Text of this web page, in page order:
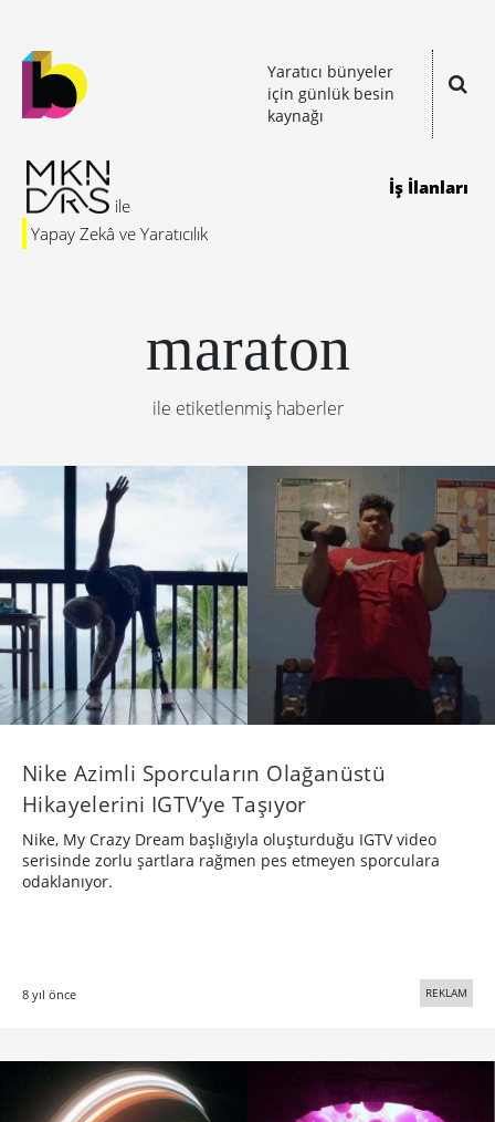
Yaratıcı bünyeler
için günlük besin
kaynağı
Yapay Zekâ ve Yaratıcılık
İş İlanları
maraton
ile etiketlenmiş haberler
Nike Azimli Sporcuların Olağanüstü
Hikayelerini IGTV’ye Taşıyor
Nike, My Crazy Dream başlığıyla oluşturduğu IGTV video
serisinde zorlu şartlara rağmen pes etmeyen sporculara
odaklanıyor.
8 yıl önce REKLAM